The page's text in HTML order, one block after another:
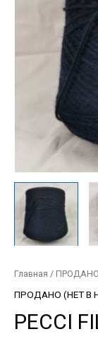
Главная /
ПРОДАНО (НЕТ В
PECCI